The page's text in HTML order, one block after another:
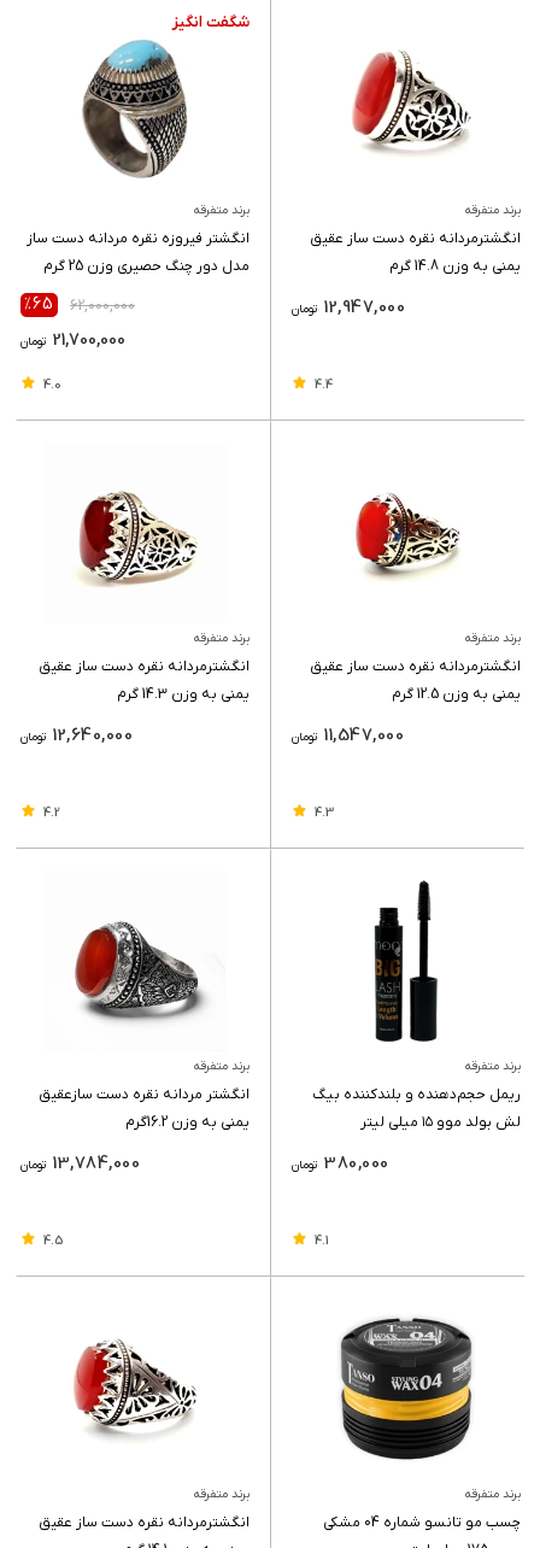
برند متفرقه
انگشترمردانه نقره دست ساز عقیق
یمنی به وزن 14.8 گرم
تومان 12,947,000
4.4
برند متفرقه
انگشتر فیروزه نقره مردانه دست ساز
مدل دور چنگ حصیری وزن 25 گرم
٪65 62,000,000
تومان 21,700,000
4.0
برند متفرقه
انگشترمردانه نقره دست ساز عقیق
یمنی به وزن 12.5 گرم
تومان 11,547,000
4.3
برند متفرقه
انگشترمردانه نقره دست ساز عقیق
یمنی به وزن 14.3 گرم
تومان 12,640,000
4.2
برند متفرقه
ریمل حجم‌دهنده و بلندکننده بیگ
لش بولد موو ۱۵ میلی لیتر
تومان 380,000
4.1
برند متفرقه
انگشتر مردانه نقره دست سازعقیق
یمنی به وزن 16.2گرم
تومان 13,784,000
4.5
برند متفرقه
چسب مو تانسو شماره 04 مشکی
برند متفرقه
انگشترمردانه نقره دست ساز عقیق